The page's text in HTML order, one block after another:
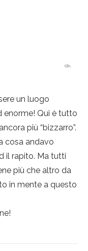
un luogo
enorme! Qui è tutto
più “bizzarro”.
cosa andavo
il rapito. Ma tutti
più che altro da
in mente a questo